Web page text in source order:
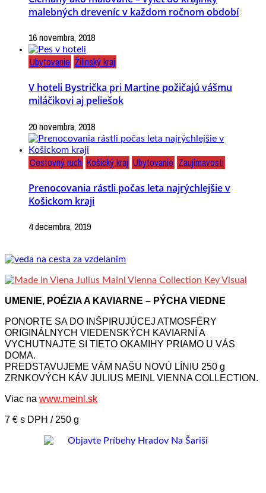
malebných dreveníc v každom ročnom období
16 novembra, 2018
Ubytovanie Žilinský kraj
V hoteli Bystrička pri Martine požičajú vášmu
miláčikovi aj peliešok
20 novembra, 2018
Cestovný ruch Košický kraj Ubytovanie Zaujímavosti
Prenocovania rástli počas leta najrýchlejšie v
Košickom kraji
4 decembra, 2019
UMENIE, POÉZIA A KAVIARNE – PÝCHA VIEDNE
PONORTE SA DO INŠPIRUJÚCEJ ATMOSFÉRY
ORIGINÁLNYCH VIEDENSKÝCH KAVIARNÍ A
VYCHUTNAJTE SI TIETO OKAMIHY PRIAMO U VÁS
DOMA.
PREDSTAVUJEME VÁM NAŠU NOVÚ LÍNIU 250 g
ZRNKOVÝCH KÁV JULIUS MEINL VIENNA COLLECTION.
Viac na www.meinl.sk
7 € s DPH / 250 g